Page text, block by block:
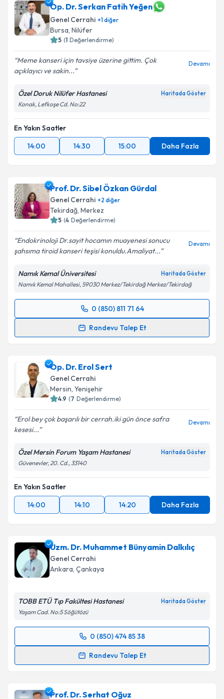
takvim hazırlandığında e-posta ile bilgilendireceğiz.
E-posta Adresiniz
Kişisel verilerimin işlenmesine ilişkin
kapsamda işlenmesini kabul ediyorum.
Op. Dr. Serkan Fatih Yeğen
Genel Cerrahi +1diğer
Bursa, Nilüfer
5 (1 Değerlendirme)
Meme kanseri için tavsiye üzerine gittim. Çok
açıklayıcı ve sakin...
Devamı
Özel Doruk Nilüfer Hastanesi Haritada Göster
Konak, Lefkoşe Cd. No:22
En Yakın Saatler
14:00
14:30 15:00 Daha Fazla
Prof. Dr. Sibel Özkan Gürdal
Genel Cerrahi +2 diğer
Tekirdağ, Merkez
5 (4 Değerlendirme)
Endokrinoloji Dr.sayit hocamın muayenesi sonucu
şahsıma tiroid kanseri teşisi konuldu.Amaliyat...
Devamı
Namık Kemal Üniversitesi Haritada Göster
Namık Kemal Mahallesi, 59030 Merkez/Tekirdağ Merkez/Tekirdağ
0 (850) 811 71 64
Randevu Talep Et
Randevu Takvimi Talebi
için bir takvim hazırlandığında e-posta ile
bilgilendireceğiz.
E-posta Adresiniz
Metni 'ni okudum ve kişisel verilerimin belirtilen
kapsamda işlenmesini kabul ediyorum.
Takvim Talebini Gönder
Op. Dr. Erol Sert
Genel Cerrahi
Mersin, Yenişehir
4.9 (7 Değerlendirme)
Erol bey çok başarılı bir cerrah.iki gün önce safra
kesesi...
Devamı
Özel Mersin Forum Yaşam Hastanesi Haritada Göster
Güvenevler, 20. Cd., 33140
En Yakın Saatler
14:00
14:10 14:20 Daha Fazla
Uzm. Dr. Muhammet Bünyamin Dalkılıç
Genel Cerrahi
Ankara, Çankaya
TOBB ETÜ Tıp Fakültesi Hastanesi Haritada Göster
Yaşam Cad. No:5 Söğütözü
0 (850) 474 85 38
Randevu Talep Et
Randevu Takvimi Talebi
randevu almanız için bir takvim hazırlandığında e-
Prof. Dr. Serhat Oğuz